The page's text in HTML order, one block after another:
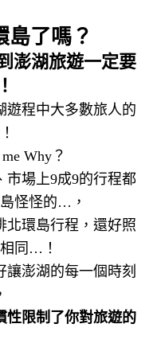
島了嗎？
澎湖旅遊一定要
遊程中大多數旅人的
Why？
市場上9成9的行程都
怪怪的…，
北環島行程，還好照
同…！
讓澎湖的每一個時刻
性限制了你對旅遊的